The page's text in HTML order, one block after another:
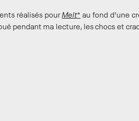
réalisés pourMelt* au fond d'une
pendant ma lecture, les chocs et